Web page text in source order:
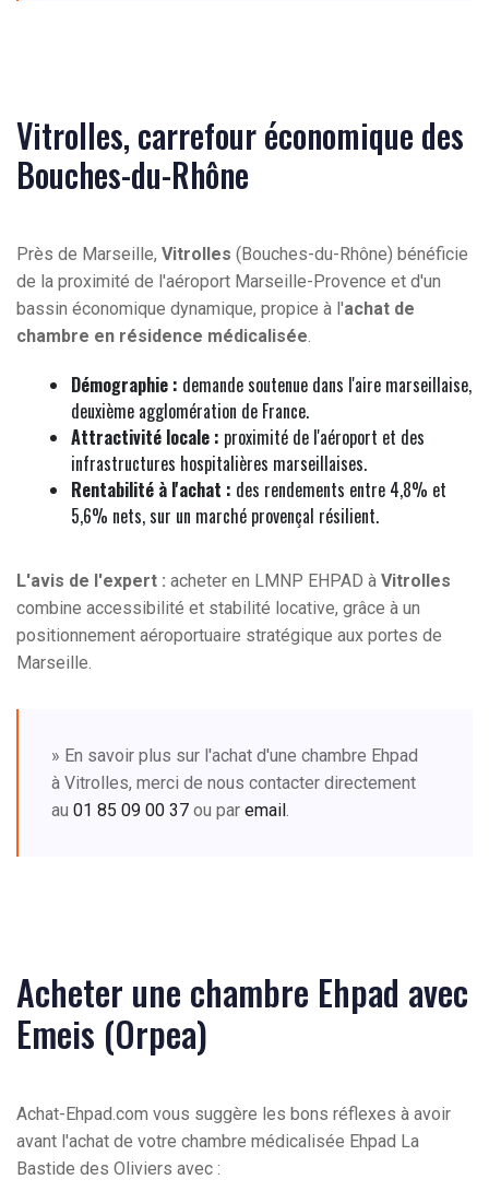
Vitrolles, carrefour économique des
Bouches-du-Rhône
Près de Marseille, Vitrolles (Bouches-du-Rhône) bénéficie
de la proximité de l'aéroport Marseille-Provence et d'un
bassin économique dynamique, propice à l'achat de
chambre en résidence médicalisée.
Démographie : demande soutenue dans l'aire marseillaise,
deuxième agglomération de France.
Attractivité locale : proximité de l'aéroport et des
infrastructures hospitalières marseillaises.
Rentabilité à l'achat : des rendements entre 4,8% et
5,6% nets, sur un marché provençal résilient.
L'avis de l'expert : acheter en LMNP EHPAD à Vitrolles
combine accessibilité et stabilité locative, grâce à un
positionnement aéroportuaire stratégique aux portes de
Marseille.
» En savoir plus sur l'achat d'une chambre Ehpad
à Vitrolles, merci de nous contacter directement
au 01 85 09 00 37 ou par email .
Acheter une chambre Ehpad avec
Emeis (Orpea)
Achat-Ehpad.com vous suggère les bons réflexes à avoir
avant l'achat de votre chambre médicalisée Ehpad La
Bastide des Oliviers avec :